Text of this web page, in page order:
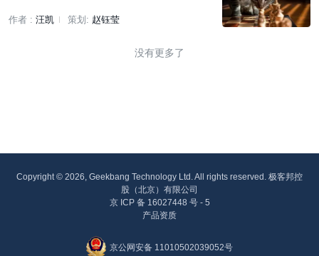
作者 : 汪凯 策划: 赵钰莹
没有更多了
Copyright © 2026, Geekbang Technology Ltd. All rights reserved. 极客邦控
股（北京）有限公司
京 ICP 备 16027448 号 - 5
产品资质
京公网安备 11010502039052号